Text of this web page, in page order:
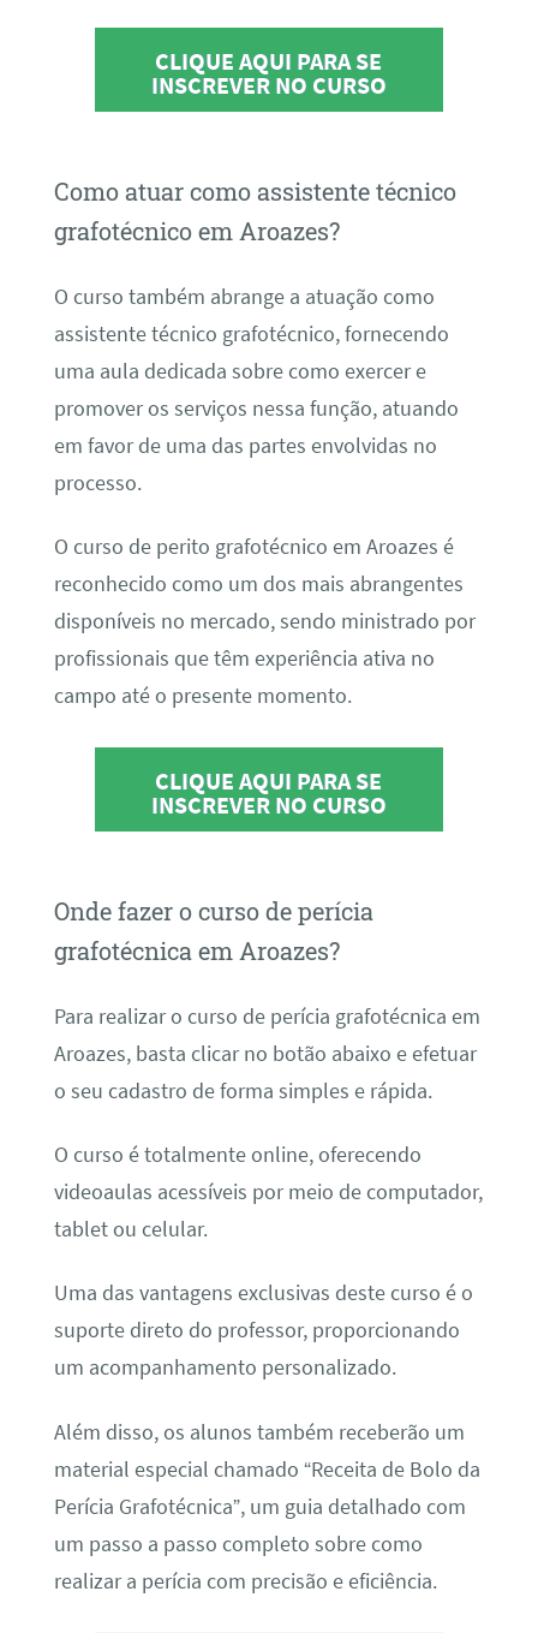
CLIQUE AQUI PARA SE
INSCREVER NO CURSO
Como atuar como assistente técnico
grafotécnico em Aroazes?
O curso também abrange a atuação como
assistente técnico grafotécnico, fornecendo
uma aula dedicada sobre como exercer e
promover os serviços nessa função, atuando
em favor de uma das partes envolvidas no
processo.
O curso de perito grafotécnico em Aroazes é
reconhecido como um dos mais abrangentes
disponíveis no mercado, sendo ministrado por
profissionais que têm experiência ativa no
campo até o presente momento.
CLIQUE AQUI PARA SE
INSCREVER NO CURSO
Onde fazer o curso de perícia
grafotécnica em Aroazes?
Para realizar o curso de perícia grafotécnica em
Aroazes, basta clicar no botão abaixo e efetuar
o seu cadastro de forma simples e rápida.
O curso é totalmente online, oferecendo
videoaulas acessíveis por meio de computador,
tablet ou celular.
Uma das vantagens exclusivas deste curso é o
suporte direto do professor, proporcionando
um acompanhamento personalizado.
Além disso, os alunos também receberão um
material especial chamado “Receita de Bolo da
Perícia Grafotécnica”, um guia detalhado com
um passo a passo completo sobre como
realizar a perícia com precisão e eficiência.